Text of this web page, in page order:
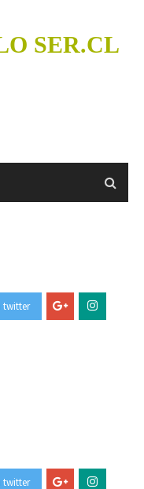
SER.CL
twitter
twitter